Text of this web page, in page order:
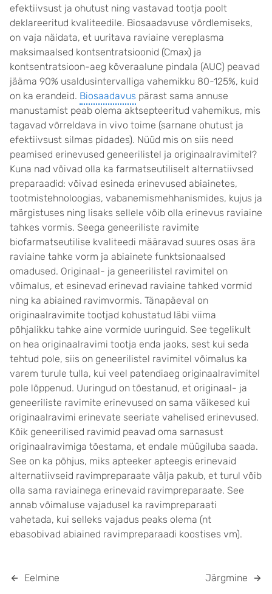
efektiivsust ja ohutust ning vastavad tootja poolt
deklareeritud kvaliteedile. Biosaadavuse võrdlemiseks,
on vaja näidata, et uuritava raviaine vereplasma
maksimaalsed kontsentratsioonid (Cmax) ja
kontsentratsioon-aeg kõveraalune pindala (AUC) peavad
jääma 90% usaldusintervalliga vahemikku 80-125%, kuid
on ka erandeid. Biosaadavus pärast sama annuse
manustamist peab olema aktsepteeritud vahemikus, mis
tagavad võrreldava in vivo toime (sarnane ohutust ja
efektiivsust silmas pidades). Nüüd mis on siis need
peamised erinevused geneerilistel ja originaalravimitel?
Kuna nad võivad olla ka farmatseutiliselt alternatiivsed
preparaadid: võivad esineda erinevused abiainetes,
tootmistehnoloogias, vabanemismehhanismides, kujus ja
märgistuses ning lisaks sellele võib olla erinevus raviaine
tahkes vormis. Seega geneeriliste ravimite
biofarmatseutilise kvaliteedi määravad suures osas ära
raviaine tahke vorm ja abiainete funktsionaalsed
omadused. Originaal- ja geneerilistel ravimitel on
võimalus, et esinevad erinevad raviaine tahked vormid
ning ka abiained ravimvormis. Tänapäeval on
originaalravimite tootjad kohustatud läbi viima
põhjalikku tahke aine vormide uuringuid. See tegelikult
on hea originaalravimi tootja enda jaoks, sest kui seda
tehtud pole, siis on geneerilistel ravimitel võimalus ka
varem turule tulla, kui veel patendiaeg originaalravimitel
pole lõppenud. Uuringud on tõestanud, et originaal- ja
geneeriliste ravimite erinevused on sama väikesed kui
originaalravimi erinevate seeriate vahelised erinevused.
Kõik geneerilised ravimid peavad oma sarnasust
originaalravimiga tõestama, et endale müügiluba saada.
See on ka põhjus, miks apteeker apteegis erinevaid
alternatiivseid ravimpreparaate välja pakub, et turul võib
olla sama raviainega erinevaid ravimpreparaate. See
annab võimaluse vajadusel ka ravimpreparaati
vahetada, kui selleks vajadus peaks olema (nt
ebasobivad abiained ravimpreparaadi koostises vm).
Eelmine Järgmine